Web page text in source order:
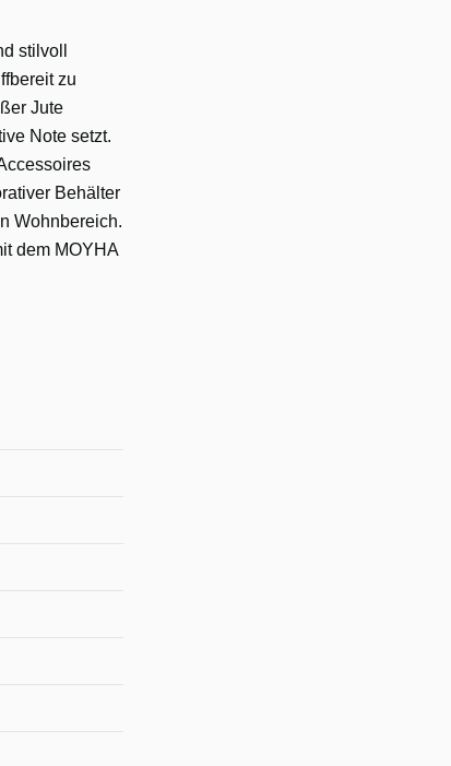
stilvoll
zu
Jute
Note setzt.
Behälter
Wohnbereich.
dem MOYHA